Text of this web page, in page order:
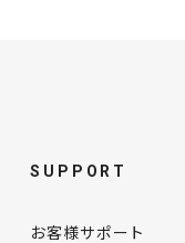
SUPPORT
お客様サポート